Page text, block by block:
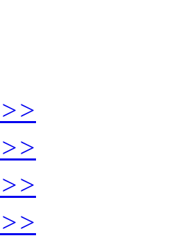
>>
>>
>>
>>